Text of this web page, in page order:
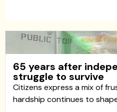
65 years after
struggle to survive
Citizens express a mix of
hardship continues to